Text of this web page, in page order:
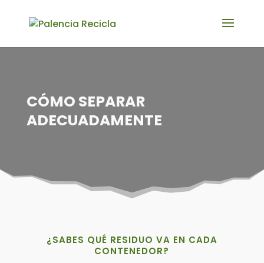
CÓMO SEPARAR
ADECUADAMENTE
¿SABES QUÉ RESIDUO VA EN CADA
CONTENEDOR?